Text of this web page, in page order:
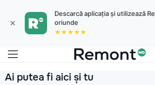
×
Descarcă aplicația și utilizează
oriunde
★★★★★
Ai putea fi aici și tu